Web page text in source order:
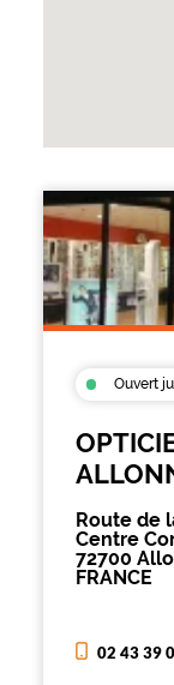
Ouvert
VOIR
LA
FICHE
Route de
Centre
72700
FRANCE
02 43 39